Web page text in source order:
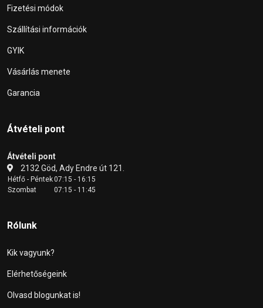
Fizetési módok
Szállítási információk
GYIK
Vásárlás menete
Garancia
Átvételi pont
Átvételi pont
2132 Göd, Ady Endre út 121.
Hétfő - Péntek07:15 - 16:15
Szombat
07:15 - 11:45
Rólunk
Kik vagyunk?
Elérhetőségeink
Olvasd blogunkat is!